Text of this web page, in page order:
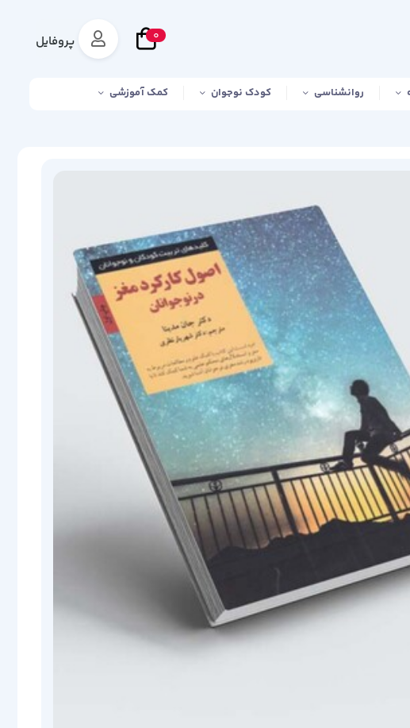
0 پروفایل
روانشناسی کودک نوجوان کمک آموزشی